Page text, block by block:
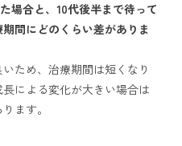
場合と、10代後半まで待って
間にどのくらい差がありま
ため、治療期間は短くなり
による変化が大きい場合は
ます。